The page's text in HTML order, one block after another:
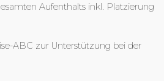
Aufenthalts inkl. Platzierung
ABC zur Unterstützung bei der